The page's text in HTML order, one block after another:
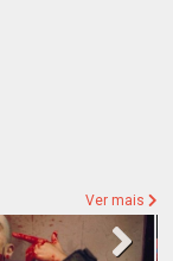
Ver mais